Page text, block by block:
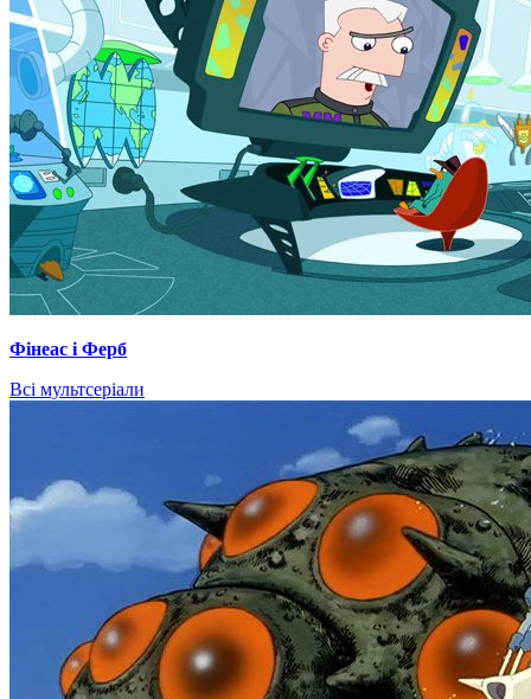
Фінеас і Ферб
Всі мультсеріали